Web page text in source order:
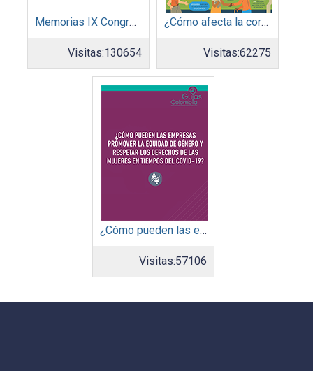
Memorias IX Congreso Pacto Global 2019
Visitas:130654
¿Cómo afecta la corrupción de forma diferenciada por género?
Visitas:62275
¿Cómo pueden las empresas promover la equidad de género y respetar los derechos de las mujeres en tiempos del covid-19?
Visitas:57106